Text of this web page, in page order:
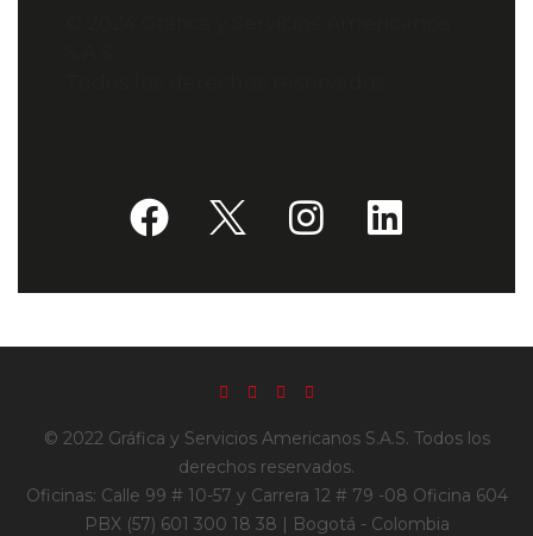
© 2022 Gráfica y Servicios Americanos S.A.S. Todos los
derechos reservados.
Oficinas: Calle 99 # 10-57 y Carrera 12 # 79 -08 Oficina 604
PBX (57) 601 300 18 38 | Bogotá - Colombia